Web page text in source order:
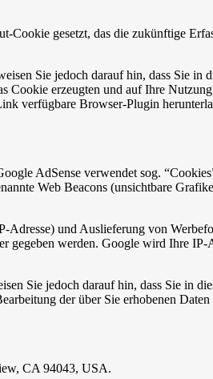
gesetzt, das die zukünftige
Sie jedoch darauf hin, dass Sie in
Cookie erzeugten und auf Ihre
verfügbare Browser-Plugin
AdSense verwendet sog.
Web Beacons (unsichtbare
und Auslieferung von
gegeben werden. Google wird Ihre
Sie jedoch darauf hin, dass Sie in
der über Sie erhobenen
CA 94043, USA.